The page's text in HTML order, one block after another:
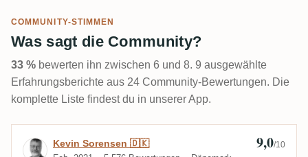
COMMUNITY-STIMMEN
Was sagt die Community?
33 % bewerten ihn zwischen 6 und 8. 9 ausgewählte
Erfahrungsberichte aus 24 Community-Bewertungen. Die
komplette Liste findest du in unserer App.
Bewertung von Kevin Sorensen 🇩🇰
Kevin Sorensen 🇩🇰 9,0/10